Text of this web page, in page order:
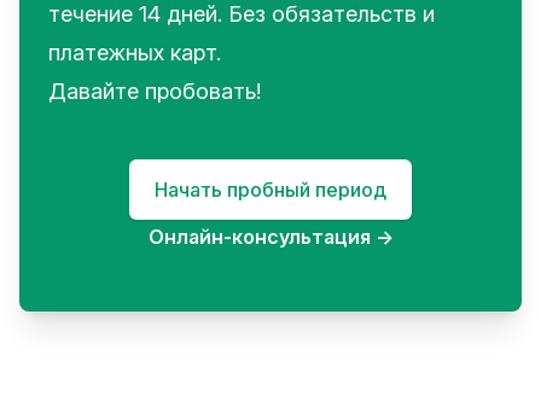
течение 14 дней. Без обязательств и
платежных карт.
Давайте пробовать!
Начать пробный период
Онлайн-консультация →